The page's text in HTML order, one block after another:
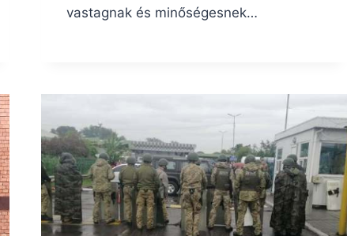
vastagnak és minőségesnek…